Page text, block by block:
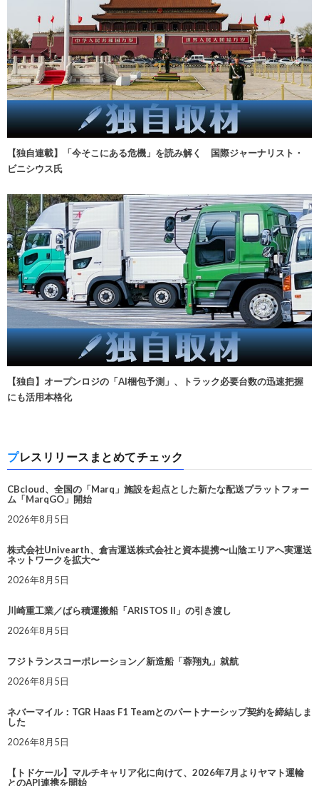
【独自連載】「今そこにある危機」を読み解く 国際ジャーナリスト・
ビニシウス氏
【独自】オープンロジの「AI梱包予測」、トラック必要台数の迅速把握
にも活用本格化
プレスリリースまとめてチェック
CBcloud、全国の「Marq」施設を起点とした新たな配送プラットフォー
ム「MarqGO」開始
2026年8月5日
株式会社Univearth、倉吉運送株式会社と資本提携〜山陰エリアへ実運送
ネットワークを拡大〜
2026年8月5日
川崎重工業／ばら積運搬船「ARISTOS II」の引き渡し
2026年8月5日
フジトランスコーポレーション／新造船「蓉翔丸」就航
2026年8月5日
ネバーマイル：TGR Haas F1 Teamとのパートナーシップ契約を締結しま
した
2026年8月5日
【トドケール】マルチキャリア化に向けて、2026年7月よりヤマト運輸
とのAPI連携を開始